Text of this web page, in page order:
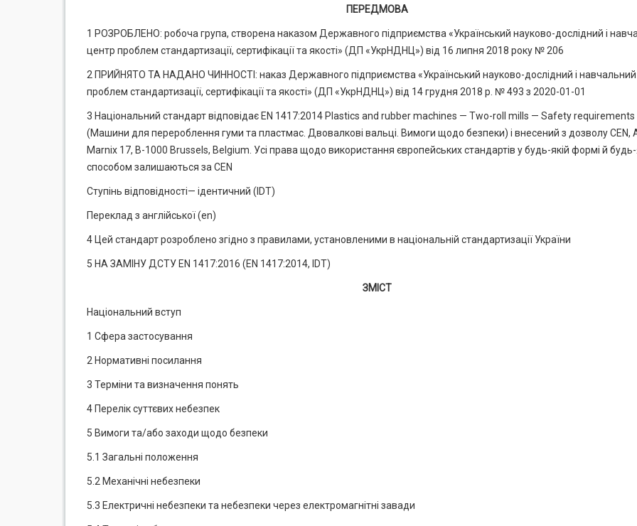
ПЕРЕДМОВА
1 РОЗРОБЛЕНО: робоча група, створена наказом Державного підприємства «Український науково-дослідний і
центр проблем стандартизації, сертифікації та якості» (ДП «УкрНДНЦ») від 16 липня 2018 року № 206
2 ПРИЙНЯТО ТА НАДАНО ЧИННОСТІ: наказ Державного підприємства «Український науково-дослідний і
проблем стандартизації, сертифікації та якості» (ДП «УкрНДНЦ») від 14 грудня 2018 р. № 493 з 2020-01-01
3 Національний стандарт відповідає EN 1417:2014 Plastics and rubber machines — Two-roll mills — Safety requirements
(Машини для перероблення гуми та пластмас. Двовалкові вальці. Вимоги щодо безпеки) і внесений з дозволу CEN,
Маrnіх 17, В-1000 Brussels, Belgium. Усі права щодо використання європейських стандартів у будь-якій формі й
способом залишаються за CEN
Ступінь відповідності— ідентичний (IDT)
Переклад з англійської (еn)
4 Цей стандарт розроблено згідно з правилами, установленими в національній стандартизації України
5 НА ЗАМІНУ ДСТУ EN 1417:2016 (EN 1417:2014, IDT)
ЗМІСТ
Національний вступ
1 Сфера застосування
2 Нормативні посилання
3 Терміни та визначення понять
4 Перелік суттєвих небезпек
5 Вимоги та/або заходи щодо безпеки
5.1 Загальні положення
5.2 Механічні небезпеки
5.3 Електричні небезпеки та небезпеки через електромагнітні завади